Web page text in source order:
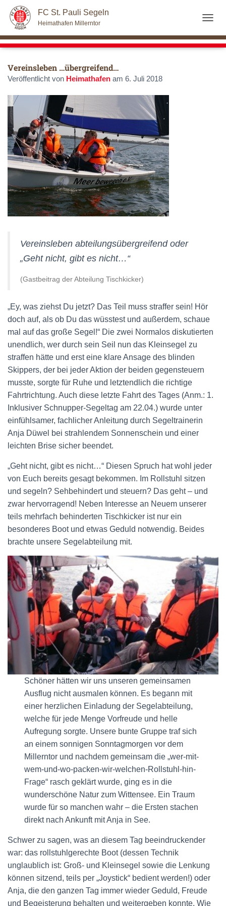
FC St. Pauli Segeln
Heimathafen Millerntor
Vereinsleben …übergreifend…
Veröffentlicht von Heimathafen am 6. Juli 2018
Vereinsleben abteilungsübergreifend oder
„Geht nicht, gibt es nicht…“
(Gastbeitrag der Abteilung Tischkicker)
„Ey, was ziehst Du jetzt? Das Teil muss straffer sein! Hör
doch auf, als ob Du das wüsstest und außerdem, schaue
mal auf das große Segel!“ Die zwei Normalos diskutierten
unendlich, wer durch sein Seil nun das Kleinsegel zu
straffen hätte und erst eine klare Ansage des blinden
Skippers, der bei jeder Aktion der beiden gegensteuern
musste, sorgte für Ruhe und letztendlich die richtige
Fahrtrichtung. Auch diese letzte Fahrt des Tages (Anm.: 1.
Inklusiver Schnupper-Segeltag am 22.04.) wurde unter
einfühlsamer, fachlicher Anleitung durch Segeltrainerin
Anja Düwel bei strahlendem Sonnenschein und einer
leichten Brise sicher beendet.
„Geht nicht, gibt es nicht…“ Diesen Spruch hat wohl jeder
von Euch bereits gesagt bekommen. Im Rollstuhl sitzen
und segeln? Sehbehindert und steuern? Das geht – und
zwar hervorragend! Neben Interesse an Neuem unserer
teils mehrfach behinderten Tischkicker ist nur ein
besonderes Boot und etwas Geduld notwendig. Beides
brachte unsere Segelabteilung mit.
Schöner hätten wir uns unseren gemeinsamen
Ausflug nicht ausmalen können. Es begann mit
einer herzlichen Einladung der Segelabteilung,
welche für jede Menge Vorfreude und helle
Aufregung sorgte. Unsere bunte Gruppe traf sich
an einem sonnigen Sonntagmorgen vor dem
Millerntor und nachdem gemeinsam die „wer-mit-
wem-und-wo-packen-wir-welchen-Rollstuhl-hin-
Frage“ rasch geklärt wurde, ging es in die
wunderschöne Natur zum Wittensee. Ein Traum
wurde für so manchen wahr – die Ersten stachen
direkt nach Ankunft mit Anja in See.
Schwer zu sagen, was an diesem Tag beeindruckender
war: das rollstuhlgerechte Boot (dessen Technik
unglaublich ist: Groß- und Kleinsegel sowie die Lenkung
können sitzend, teils per „Joystick“ bedient werden!) oder
Anja, die den ganzen Tag immer wieder Geduld, Freude
und Begeisterung behalten und weitergeben konnte. Wie